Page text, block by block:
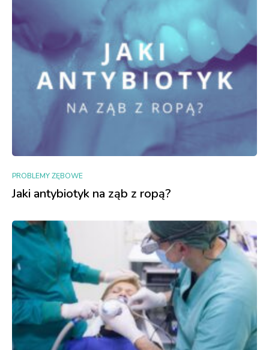
PROBLEMY ZĘBOWE
Jaki antybiotyk na ząb z ropą?